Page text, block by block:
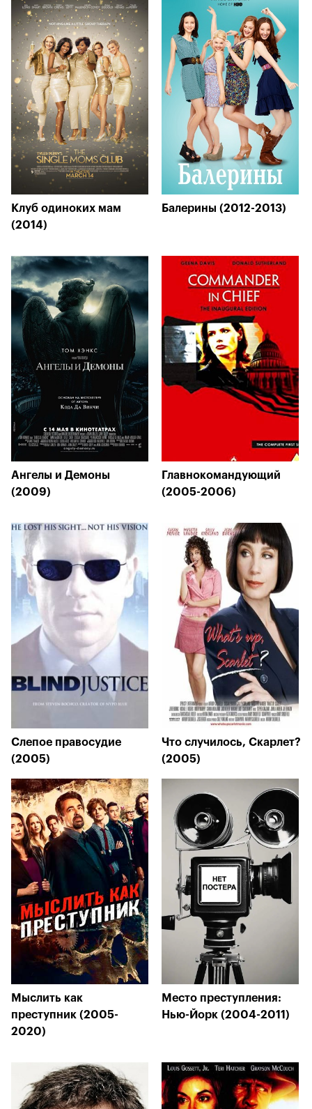
Клуб одиноких мам
(2014)
Балерины (2012-2013)
Ангелы и Демоны
(2009)
Главнокомандующий
(2005-2006)
Слепое правосудие
(2005)
Что случилось, Скарлет?
(2005)
Мыслить как
преступник (2005-
2020)
Место преступления:
Нью-Йорк (2004-2011)